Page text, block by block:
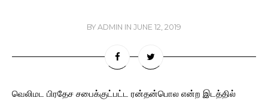
BY ADMIN IN JUNE 12, 2019
வெலிமட பிரதேச சபைக்குட்பட்ட ரன்தன்பொல என்ற இடத்தில்